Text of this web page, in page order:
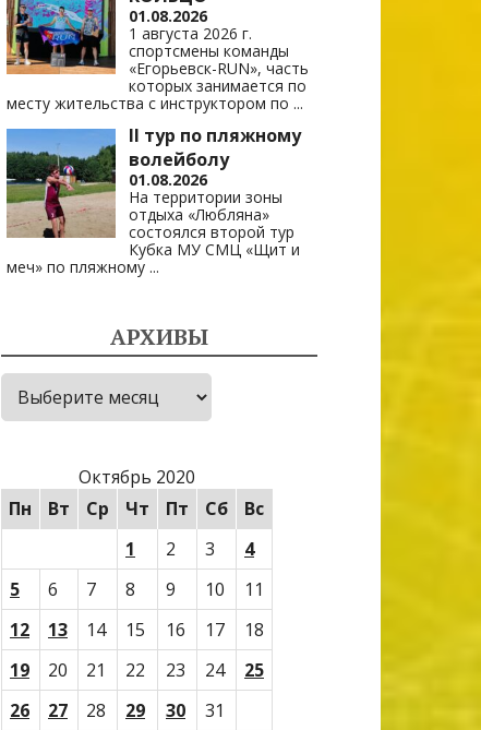
01.08.2026
1 августа 2026 г.
спортсмены команды
«Егорьевск-RUN», часть
которых занимается по
месту жительства с инструктором по ...
II тур по пляжному
волейболу
01.08.2026
На территории зоны
отдыха «Любляна»
состоялся второй тур
Кубка МУ СМЦ «Щит и
меч» по пляжному ...
АРХИВЫ
Архивы
Октябрь 2020
Пн
Вт Ср Чт Пт Сб
Вс
1
2 3
4
5
6 7 8 9 10
11
12
13 14 15 16 17
18
19
20 21 22 23 24
25
26
27 28 29 30
31